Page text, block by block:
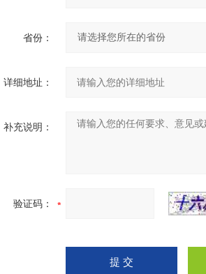
省份：
详细地址：
补充说明：
验证码：